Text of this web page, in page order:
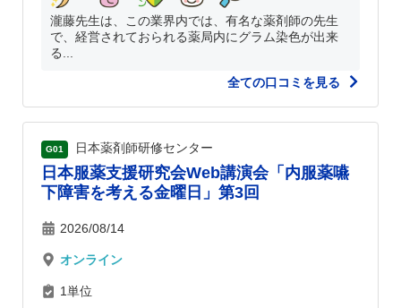
瀧藤先生は、この業界内では、有名な薬剤師の先生
で、経営されておられる薬局内にグラム染色が出来
る...
全ての口コミを見る
G01 日本薬剤師研修センター
日本服薬支援研究会Web講演会「内服薬嚥
下障害を考える金曜日」第3回
2026/08/14
オンライン
1単位